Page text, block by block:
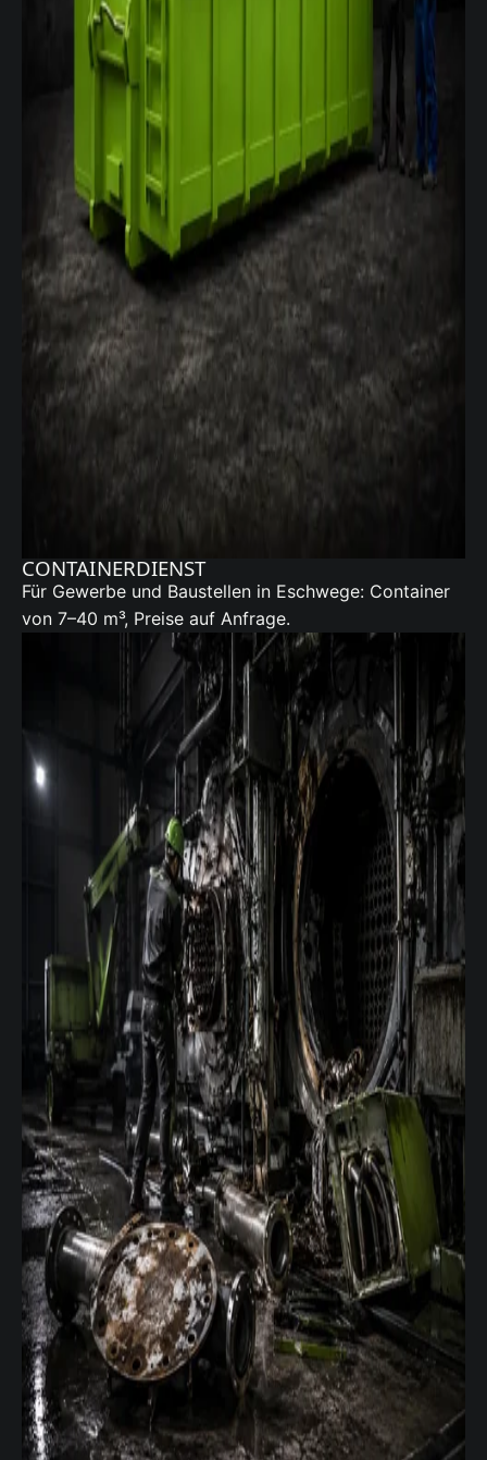
CONTAINERDIENST
Für Gewerbe und Baustellen in Eschwege: Container
von 7–40 m³, Preise auf Anfrage.